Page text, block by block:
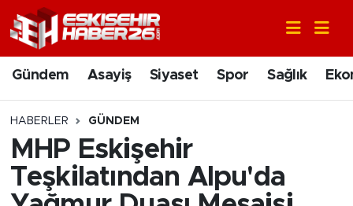
Gündem Asayiş Siyaset Spor Sağlık
HABERLER GÜNDEM
MHP Eskişehir
Teşkilatından Alpu'da
Gündem
Asayiş
Siyaset
Spor
Nöbetçi Eczaneler
Hava Durumu
Trafik Durumu
Süper Lig Puan Durumu ve Fikstür